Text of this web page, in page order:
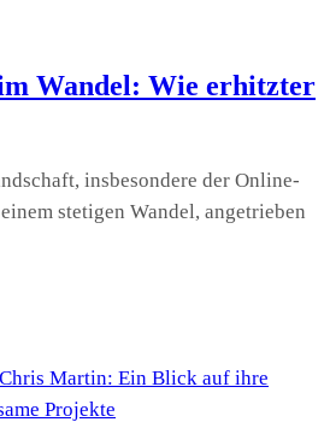
Wandel: Wie erhitzter
insbesondere der Online-
stetigen Wandel, angetrieben